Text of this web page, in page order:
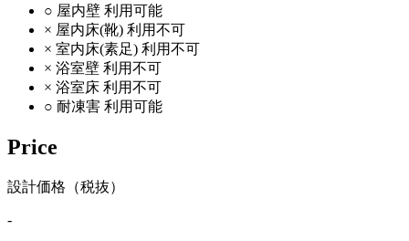
○ 屋内壁 利用可能
× 屋内床(靴) 利用不可
× 室内床(素足) 利用不可
× 浴室壁 利用不可
× 浴室床 利用不可
○ 耐凍害 利用可能
Price
設計価格（税抜）
-